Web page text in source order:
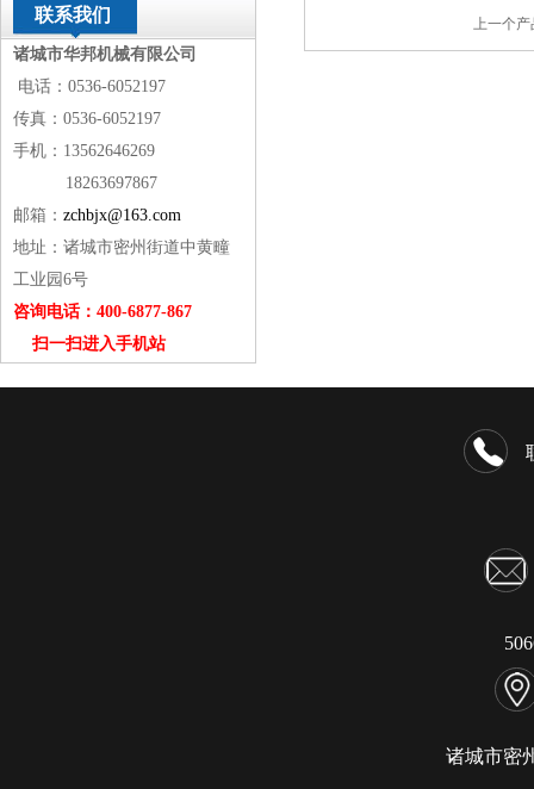
联系我们
诸城市华邦机械有限公司
电话：0536-6052197
传真：0536-6052197
手机：13562646269
18263697867
邮箱： zchbjx@163.com
地址：诸城市密州街道中黄疃
工业园6号
咨询电话：400-6877-867
扫一扫进入手机站
上一个
诸城市密